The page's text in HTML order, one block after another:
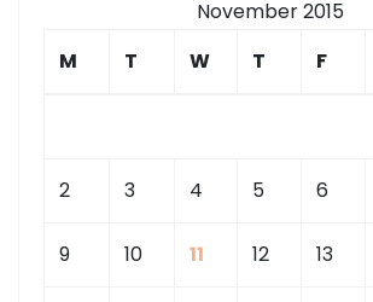
November 2015
M
T W T F
2 3 4 5 6
9 10 11 12 13